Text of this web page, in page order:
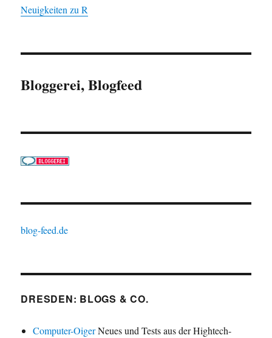
Neuigkeiten zu R
Bloggerei, Blogfeed
blog-feed.de
DRESDEN: BLOGS & CO.
Computer-OigerNeues und Tests aus der Hightech-